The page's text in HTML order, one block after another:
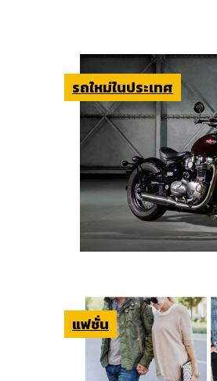
รถใหม่ในประเทศ
แฟชั่น